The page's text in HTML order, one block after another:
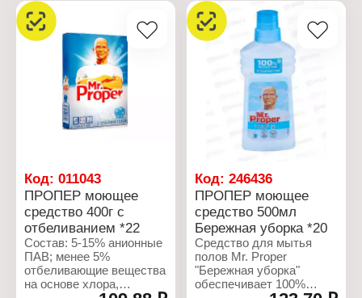
линалоол.
Характеристики:
Производитель: Procter
Бренд: Mr.Proper
Тип товара: Моющее
средство
Назначение: для мытья
пола и стен
жидкость
Объем: 1 л
Бренд: Mr.Proper
Тип товара: Моющее
средство
Назначение: для мытья
пола и стен
Вариация: Лимон
Форма выпуска: порошок
Вес: 400 г
Код: 011043
ПРОПЕР моющее
средство 400г с
отбеливанием *22
Состав: 5-15% анионные
ПАВ; менее 5%
отбеливающие вещества
на основе хлора,
Код:246436
ПРОПЕР моющее
средство 500мл
Бережная уборка *20
Средство для мытья
полов Mr. Proper
"Бережная уборка"
обеспечивает 100%